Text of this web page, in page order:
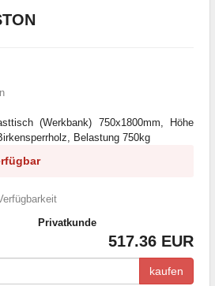
(Werkbank) 750x1800mm, Höhe
Belastung 750kg
Privatkunde
517.36 EUR
kaufen